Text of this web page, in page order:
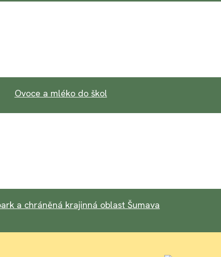
Ovoce a mléko do škol
a chráněná krajinná oblast Šumava